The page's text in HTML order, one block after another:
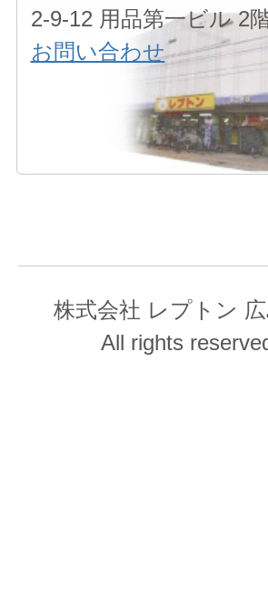
2-9-12 用品第一ビル 2
お問い合わせ
株式会社 レプトン
All rights